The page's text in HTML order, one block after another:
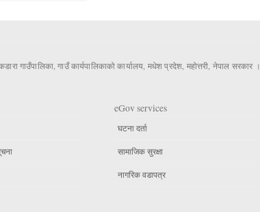
गाउँपालिका, गाउँ कार्यपालिकाको कार्यालय, मधेश प्रदेश, महोत्तरी, नेपाल सरकार ।
eGov services
घटना दर्ता
सामाजिक सुरक्षा
नागरिक वडापत्र